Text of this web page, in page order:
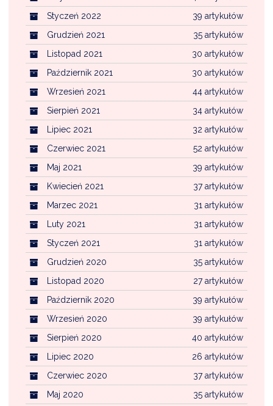
39 artykułów
Styczeń 2022
35 artykułów
Grudzień 2021
30 artykułów
Listopad 2021
30 artykułów
Październik 2021
44 artykułów
Wrzesień 2021
34 artykułów
Sierpień 2021
32 artykułów
Lipiec 2021
52 artykułów
Czerwiec 2021
39 artykułów
Maj 2021
37 artykułów
Kwiecień 2021
31 artykułów
Marzec 2021
31 artykułów
Luty 2021
31 artykułów
Styczeń 2021
35 artykułów
Grudzień 2020
27 artykułów
Listopad 2020
39 artykułów
Październik 2020
39 artykułów
Wrzesień 2020
40 artykułów
Sierpień 2020
26 artykułów
Lipiec 2020
37 artykułów
Czerwiec 2020
35 artykułów
Maj 2020